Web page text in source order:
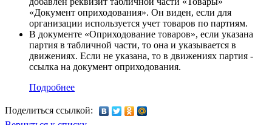
«Документ оприходования». Он виден, если для
организации используется учет товаров по партиям.
В документе «Оприходование товаров», если указана
партия в табличной части, то она и указывается в
движениях. Если не указана, то в движениях партия -
ссылка на документ оприходования.
Подробнее
Поделиться ссылкой: